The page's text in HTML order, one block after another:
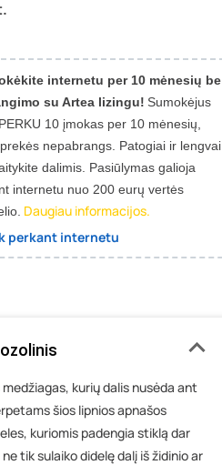
internetu per 10 mėnesių be
su Artea lizingu! Sumokėjus
10 įmokas per 10 mėnesių,
nepabrangs. Patogiai ir lengvai
dalimis. Pasiūlymas galioja
internetu nuo 200 eurų vertės
Daugiau informacijos.
perkant internetu
kurių dalis nusėda ant
šios lipnios apnašos
kuriomis padengia stiklą dar
tik sulaiko didelę dalį iš židinio ar